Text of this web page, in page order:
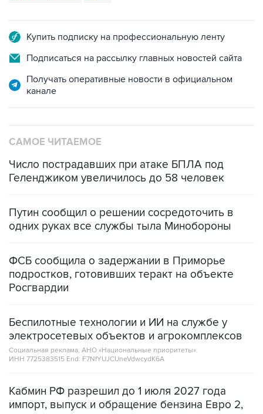
Купить подписку на профессиональную ленту
Подписаться на рассылку главных новостей сайта
Получать оперативные новости в официальном
канале
САМОЕ ЧИТАЕМОЕ
Число пострадавших при атаке БПЛА под
Геленджиком увеличилось до 58 человек
Путин сообщил о решении сосредоточить в
одних руках все службы тыла Минобороны
ФСБ сообщила о задержании в Приморье
подростков, готовивших теракт на объекте
Росгвардии
Беспилотные технологии и ИИ на службе у
электросетевых объектов и агрокомплексов
Социальная реклама, АНО «Национальные приоритеты».
ИНН 7725383515 Erid: F7NfYUJCUneVdwcydK6A
Кабмин РФ разрешил до 1 июля 2027 года
импорт, выпуск и обращение бензина Евро 2,